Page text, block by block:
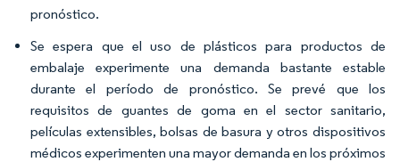
pronóstico.
Se espera que el uso de plásticos para productos de
embalaje experimente una demanda bastante estable
durante el período de pronóstico. Se prevé que los
requisitos de guantes de goma en el sector sanitario,
películas extensibles, bolsas de basura y otros dispositivos
médicos experimenten una mayor demanda en los próximos